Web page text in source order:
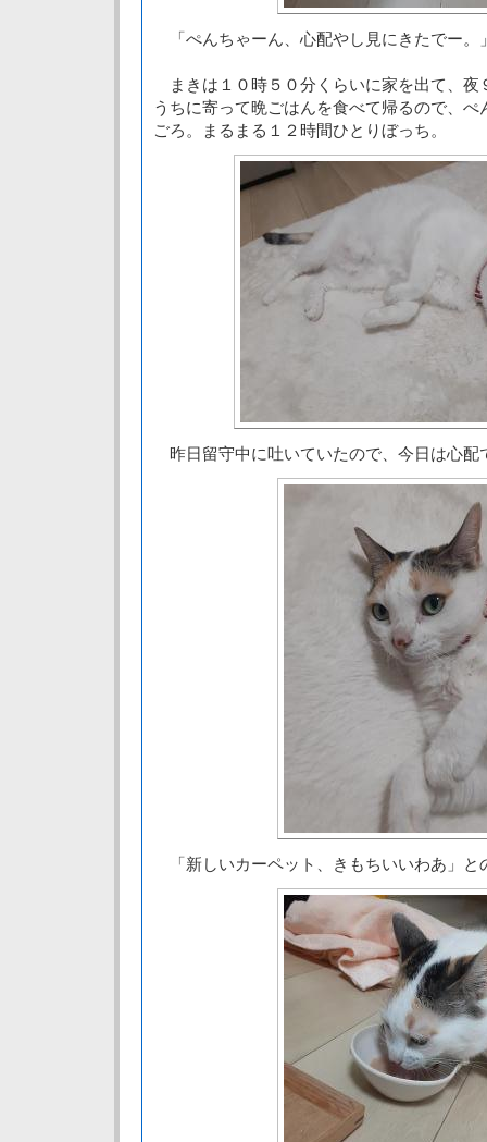
「ぺんちゃーん、心配やし見にきたでー。
まきは１０時５０分くらいに家を出て、夜
うちに寄って晩ごはんを食べて帰るので、
ごろ。まるまる１２時間ひとりぼっち。
昨日留守中に吐いていたので、今日は心配
「新しいカーペット、きもちいいわあ」と